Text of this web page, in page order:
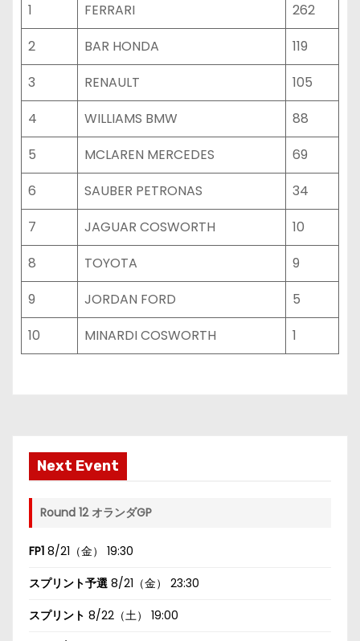
1 FERRARI
262
2
BAR HONDA
119
3
RENAULT
105
4
WILLIAMS BMW
88
5
MCLAREN MERCEDES
69
6
SAUBER PETRONAS
34
7
JAGUAR COSWORTH
10
8
TOYOTA
9
9
JORDAN FORD
5
10
MINARDI COSWORTH 1
Next Event
Round 12 オランダGP
FP1 8/21（金） 19:30
スプリント予選 8/21（金） 23:30
スプリント 8/22（土） 19:00